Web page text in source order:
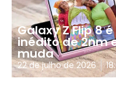
Galaxy Z Flip 8
inédito de 2nm
muda
22 de julho de 2026